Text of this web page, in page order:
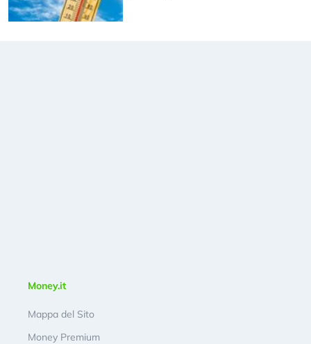
Money.it
Mappa del Sito
Money Premium